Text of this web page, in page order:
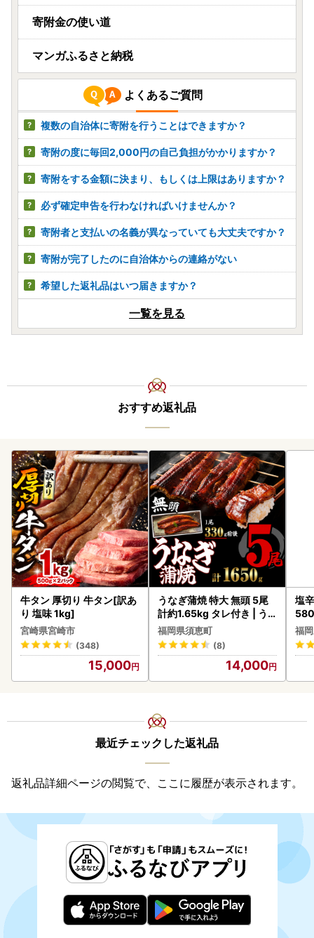
寄附金の使い道
マンガふるさと納税
よくあるご質問
複数の自治体に寄附を行うことはできますか？
寄附の度に毎回2,000円の自己負担がかかりますか？
寄附をする金額に決まり、もしくは上限はありますか？
必ず確定申告を行わなければいけませんか？
寄附者と支払いの名義が異なっていても大丈夫ですか？
寄附が完了したのに自治体からの連絡がない
希望した返礼品はいつ届きますか？
一覧を見る
おすすめ返礼品
牛タン 厚切り 牛タン[訳あ
り 塩味 1kg]
宮崎県宮崎市
(348)
15,000
うなぎ蒲焼 特大 無頭 5尾
計約1.65kg タレ付き | う
なぎ蒲焼
福岡県須恵町
(8)
14,000
塩
福
最近チェックした返礼品
返礼品詳細ページの閲覧で、ここに履歴が表示されます。